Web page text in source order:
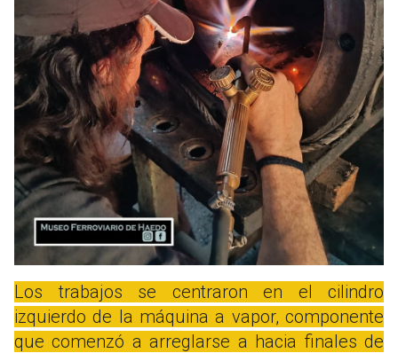
Los trabajos se centraron en el cilindro
izquierdo de la máquina a vapor, componente
que comenzó a arreglarse a hacia finales de